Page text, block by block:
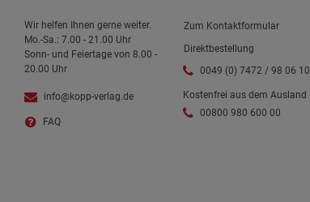
Wir helfen Ihnen gerne weiter.
Mo.-Sa.: 7.00 - 21.00 Uhr
Sonn- und Feiertage von 8.00 -
20.00 Uhr
info@kopp-verlag.de
FAQ
Zum Kontaktformular
Direktbestellung
0049 (0) 7472 / 98 06 10
Kostenfrei aus dem Ausland
00800 980 600 00